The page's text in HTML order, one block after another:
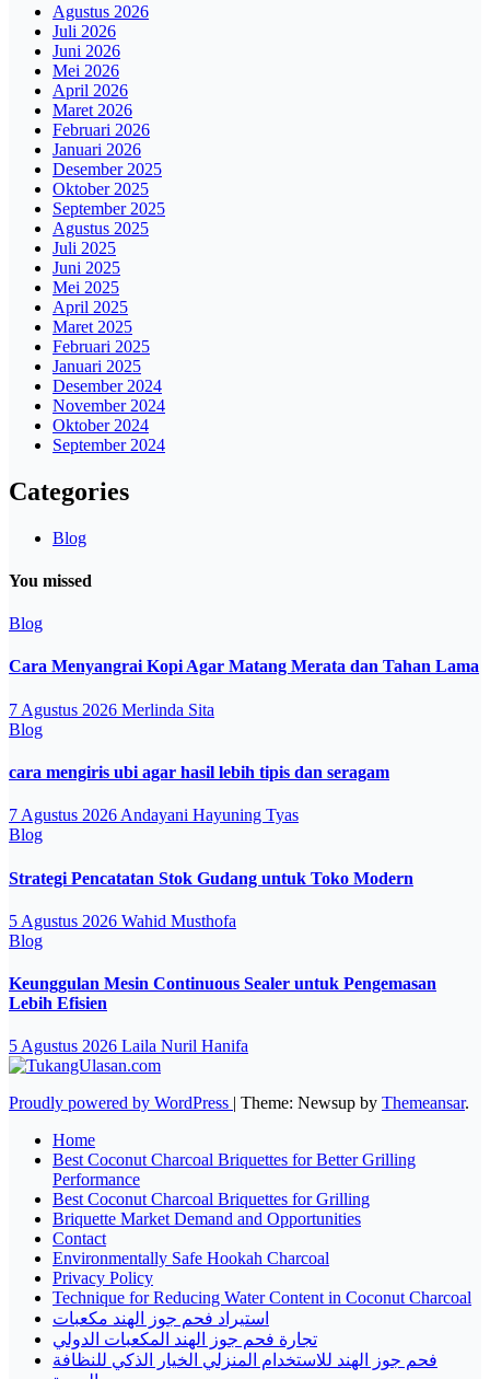
Agustus 2026
Juli 2026
Juni 2026
Mei 2026
April 2026
Maret 2026
Februari 2026
Januari 2026
Desember 2025
Oktober 2025
September 2025
Agustus 2025
Juli 2025
Juni 2025
Mei 2025
April 2025
Maret 2025
Februari 2025
Januari 2025
Desember 2024
November 2024
Oktober 2024
September 2024
Categories
Blog
You missed
Blog
Cara Menyangrai Kopi Agar Matang Merata dan Tahan Lama
7 Agustus 2026 Merlinda Sita
Blog
cara mengiris ubi agar hasil lebih tipis dan seragam
7 Agustus 2026 Andayani Hayuning Tyas
Blog
Strategi Pencatatan Stok Gudang untuk Toko Modern
5 Agustus 2026 Wahid Musthofa
Blog
Keunggulan Mesin Continuous Sealer untuk Pengemasan
Lebih Efisien
5 Agustus 2026 Laila Nuril Hanifa
Proudly powered by WordPress | Theme: Newsup by Themeansar.
Home
Best Coconut Charcoal Briquettes for Better Grilling
Performance
Best Coconut Charcoal Briquettes for Grilling
Briquette Market Demand and Opportunities
Contact
Environmentally Safe Hookah Charcoal
Privacy Policy
Technique for Reducing Water Content in Coconut Charcoal
استيراد فحم جوز الهند مكعبات
تجارة فحم جوز الهند المكعبات الدولي
فحم جوز الهند للاستخدام المنزلي الخيار الذكي للنظافة